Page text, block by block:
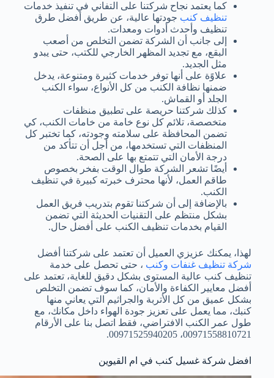
كما يعتمد نجاح شركتنا على التفاني في تنفيذ خدمات
تنظيف كنب جودتها عالية، عن طريق أفضل طرق
تنظيف وأحدث أدوات ومعدات.
إلى جانب أن الشركة تضمن التخلص من أصعب
البقع، مع تجديد المظهر الخارجي للكتب، حتى يبدو
مثل الجديد.
علاوًة على أنها توفر خدمات كثيرة ومتنوعة، يدخل
ضمنها نظافة الكنب من كل الأنواع، سواء الكنب
الجلد أو القماش.
كذلك شركتنا حريصة على تطبيق منظفات
متخصصة، تلائم كل نوع خامة من خامات الكنب، كي
تضمن المحافظة على سلامته وجودته، كما تختبر كل
المنظفات التي تستخدمها، من أجل أن تتأكد من
درجة الأمان التي تتمتع بها على الصحة.
أيضًا تشعر الشركة طوال الوقت بفخر بخصوص
طاقم العمل، لأنها محترف خبرته كبيرة في تنظيف
الكنب.
بالإضافة إلى أن شركتنا تقوم بتدريب فريق العمل
بشكل منتظم على التقنيات الحديثة التي تضمن
القيام بخدمات تنظيف الكنب على أفضل حال.
لهذا، يمكنك عزيزي العميل أن تعتمد على شركتنا أفضل
شركة تنظيف غنفات وكنب ، حتى تحصل على خدمة
تنظيف كنب عالية المستوى بشكل دقيق للغاية، تعتمد على
أفضل معايير الكفاءة والأمان، كما سوف تضمن التخلص
بشكل عميق من كل الأتربة والجراثيم التي يعاني منها
كنبك، مما يعمل على تعزيز جودة الهواء داخل مكانك، مع
طول عمر الكنب الافتراضي، فقط اتصل بنا على الأرقام
00971558810721، 00971525940205.
افضل شركة غسيل كنب في ام القيوين